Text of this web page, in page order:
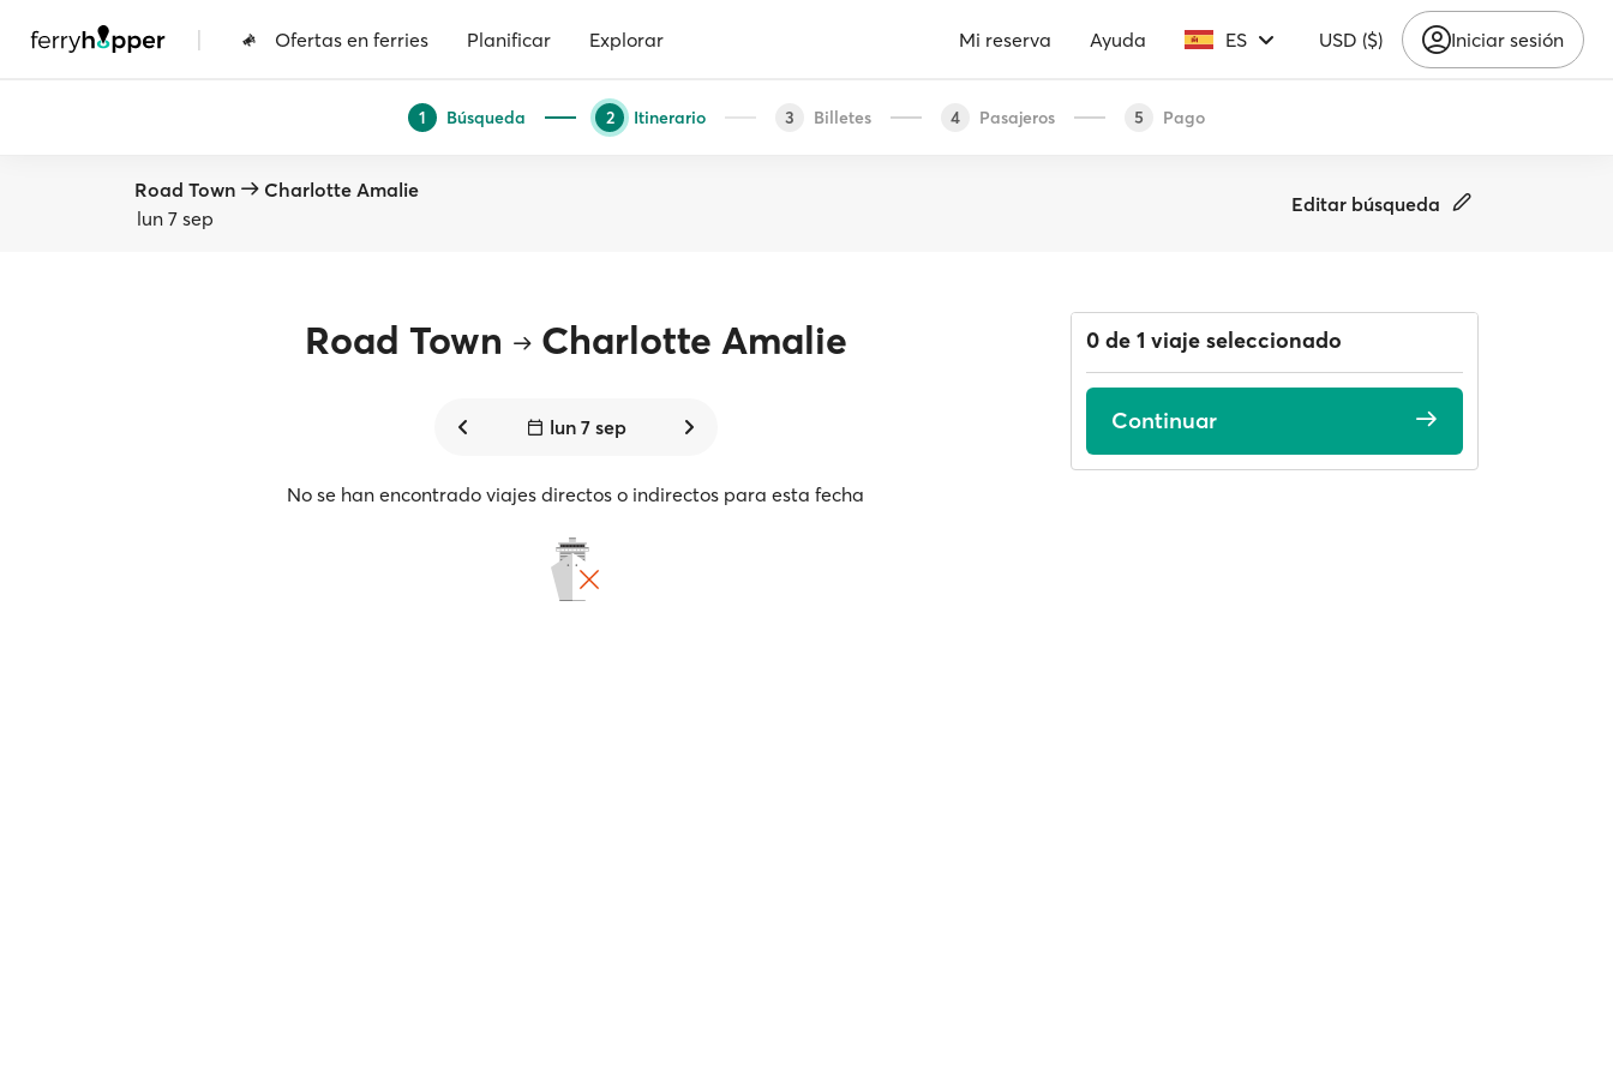
| Ofertas en ferries Planificar Explorar Mi reserva Ayuda ES USD ($) Iniciar sesión
1 Búsqueda 2 Itinerario 3 Billetes 4 Pasajeros 5 Pago
Road Town
Charlotte Amalie
lun 7 sep
Editar búsqueda
Road Town Charlotte Amalie
lun 7 sep
No se han encontrado viajes directos o indirectos para esta fecha
0 de 1 viaje seleccionado
Continuar